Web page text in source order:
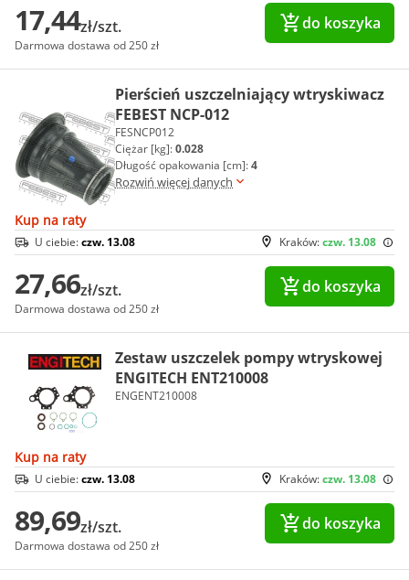
17,44zł/szt.
Darmowa dostawa od 250 zł
do koszyka
Pierścień uszczelniający wtryskiwacz
FEBEST NCP-012
FESNCP012
Ciężar [kg]:0.028
Długość opakowania [cm]:4
Rozwiń więcej danych
Kup na raty
Kraków:czw. 13.08
U ciebie:czw. 13.08
27,66zł/szt.
Darmowa dostawa od 250 zł
do koszyka
Zestaw uszczelek pompy wtryskowej
ENGITECH ENT210008
ENGENT210008
Kup na raty
Kraków:czw. 13.08
U ciebie:czw. 13.08
89,69zł/szt.
Darmowa dostawa od 250 zł
do koszyka